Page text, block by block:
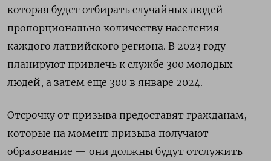
которая будет отбирать случайных людей
пропорционально количеству населения
каждого латвийского региона. В 2023 году
планируют привлечь к службе 300 молодых
людей, а затем еще 300 в январе 2024.
Отсрочку от призыва предоставят гражданам,
которые на момент призыва получают
образование — они должны будут отслужить